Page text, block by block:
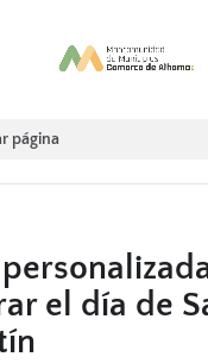
página
el día de